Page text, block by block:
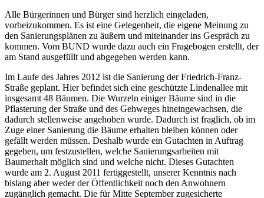
Alle Bürgerinnen und Bürger sind herzlich eingeladen,
vorbeizukommen. Es ist eine Gelegenheit, die eigene Meinung zu
den Sanierungsplänen zu äußern und miteinander ins Gespräch zu
kommen. Vom BUND wurde dazu auch ein Fragebogen erstellt, der
am Stand ausgefüllt und abgegeben werden kann.
Im Laufe des Jahres 2012 ist die Sanierung der Friedrich-Franz-
Straße geplant. Hier befindet sich eine geschützte Lindenallee mit
insgesamt 48 Bäumen. Die Wurzeln einiger Bäume sind in die
Pflasterung der Straße und des Gehweges hineingewachsen, die
dadurch stellenweise angehoben wurde. Dadurch ist fraglich, ob im
Zuge einer Sanierung die Bäume erhalten bleiben können oder
gefällt werden müssen. Deshalb wurde ein Gutachten in Auftrag
gegeben, um festzustellen, welche Sanierungsarbeiten mit
Baumerhalt möglich sind und welche nicht. Dieses Gutachten
wurde am 2. August 2011 fertiggestellt, unserer Kenntnis nach
bislang aber weder der Öffentlichkeit noch den Anwohnern
zugänglich gemacht. Die für Mitte September zugesicherte